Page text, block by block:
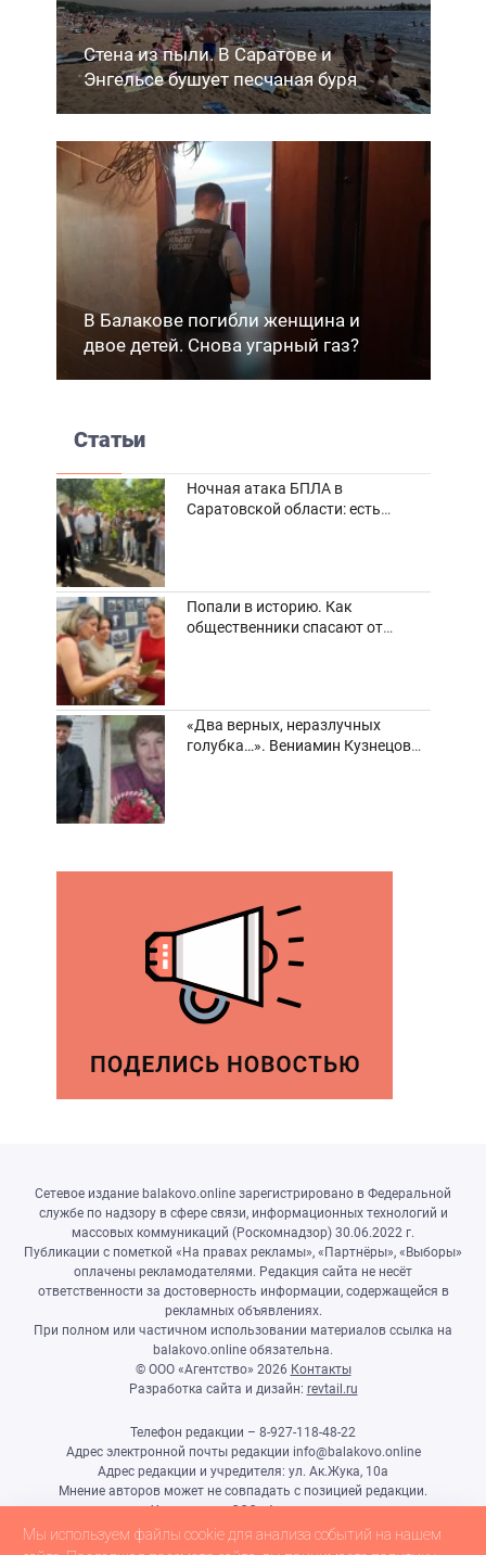
Стена из пыли. В Саратове и
Энгельсе бушует песчаная буря
В Балакове погибли женщина и
двое детей. Снова угарный газ?
Статьи
Ночная атака БПЛА в
Саратовской области: есть
Попали в историю. Как
общественники спасают от
«Два верных, неразлучных
голубка…». Вениамин Кузнецов
Сетевое издание balakovo.online зарегистрировано в Федеральной
службе по надзору в сфере связи, информационных технологий и
массовых коммуникаций (Роскомнадзор) 30.06.2022 г.
Публикации с пометкой «На правах рекламы», «Партнёры», «Выборы»
оплачены рекламодателями. Редакция сайта не несёт
ответственности за достоверность информации, содержащейся в
рекламных объявлениях.
При полном или частичном использовании материалов ссылка на
balakovo.online обязательна.
© ООО «Агентство» 2026 Контакты
Разработка сайта и дизайн: revtail.ru
Телефон редакции – 8-927-118-48-22
Адрес электронной почты редакции info@balakovo.online
Адрес редакции и учредителя: ул. Ак.Жука, 10а
Мнение авторов может не совпадать с позицией редакции.
Учредитель: ООО «Агентство»
Гл.редактор Ивлиева Н.Н.
Настоящий ресурс может содержать материалы 18+
Мы используем файлы cookie для анализа событий на нашем